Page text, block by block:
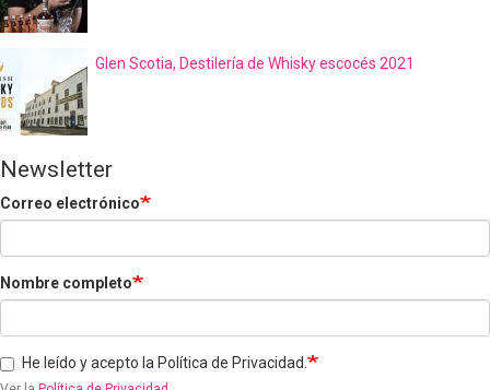
Glen Scotia, Destilería de Whisky escocés 2021
Newsletter
Correo electrónico
Nombre completo
He leído y acepto la Política de Privacidad.